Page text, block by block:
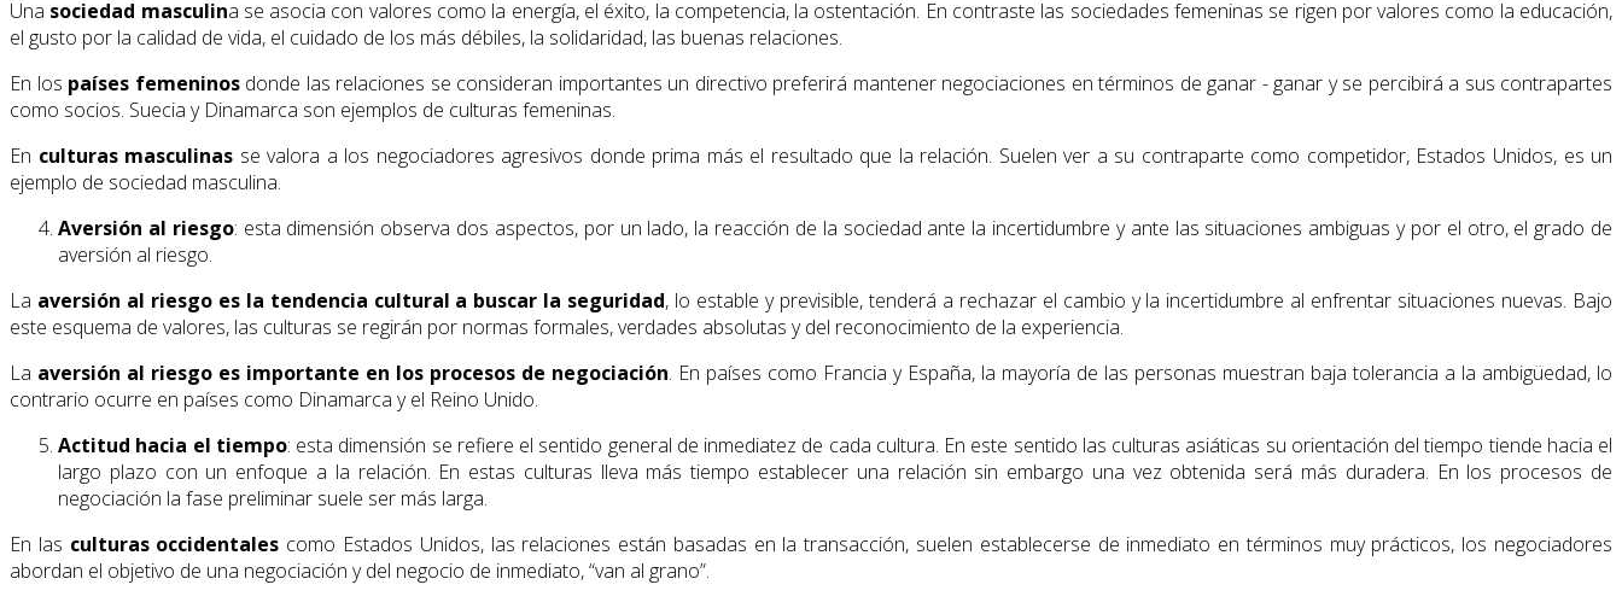
Una sociedad masculina se asocia con valores como la energía, el éxito, la competencia, la ostentación. En contraste las sociedades femeninas se rigen por valores como la educación,
el gusto por la calidad de vida, el cuidado de los más débiles, la solidaridad, las buenas relaciones.
En los países femeninosdonde las relaciones se consideran importantes un directivo preferirá mantener negociaciones en términos de ganar - ganar y se percibirá a sus contrapartes
como socios. Suecia y Dinamarca son ejemplos de culturas femeninas.
En culturas masculinas se valora a los negociadores agresivos donde prima más el resultado que la relación. Suelen ver a su contraparte como competidor, Estados Unidos, es un
ejemplo de sociedad masculina.
Aversión al riesgo: esta dimensión observa dos aspectos, por un lado, la reacción de la sociedad ante la incertidumbre y ante las situaciones ambiguas y por el otro, el grado de
aversión al riesgo.
La aversión al riesgo es la tendencia cultural a buscar la seguridad, lo estable y previsible, tenderá a rechazar el cambio y la incertidumbre al enfrentar situaciones nuevas. Bajo
este esquema de valores, las culturas se regirán por normas formales, verdades absolutas y del reconocimiento de la experiencia.
La aversión al riesgo es importante en los procesos de negociación. En países como Francia y España, la mayoría de las personas muestran baja tolerancia a la ambigüedad, lo
contrario ocurre en países como Dinamarca y el Reino Unido.
Actitud hacia el tiempo: esta dimensión se refiere el sentido general de inmediatez de cada cultura. En este sentido las culturas asiáticas su orientación del tiempo tiende hacia el
largo plazo con un enfoque a la relación. En estas culturas lleva más tiempo establecer una relación sin embargo una vez obtenida será más duradera. En los procesos de
negociación la fase preliminar suele ser más larga.
En las culturas occidentales como Estados Unidos, las relaciones están basadas en la transacción, suelen establecerse de inmediato en términos muy prácticos, los negociadores
abordan el objetivo de una negociación y del negocio de inmediato, “van al grano”.